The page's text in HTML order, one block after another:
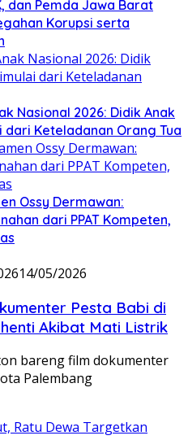
dan Pemda Jawa Barat
Korupsi serta
Nasional 2026: Didik Anak
dari Keteladanan Orang Tua
Ossy Dermawan:
dari PPAT Kompeten,
14/05/2026
Pesta Babi di
Akibat Mati Listrik
bareng film dokumenter
Palembang